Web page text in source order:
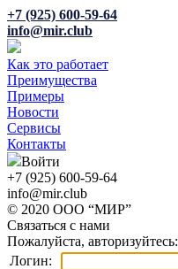
+7 (925) 600-59-64
info@mir.club
Как это работает
Преимущества
Примеры
Новости
Сервисы
Контакты
Войти
+7 (925) 600-59-64
info@mir.club
© 2020 ООО “МИР”
Связаться с нами
Пожалуйста, авторизуйтесь:
Логин: